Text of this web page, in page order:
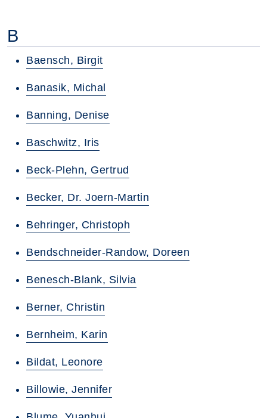
B
Baensch, Birgit
Banasik, Michal
Banning, Denise
Baschwitz, Iris
Beck-Plehn, Gertrud
Becker, Dr. Joern-Martin
Behringer, Christoph
Bendschneider-Randow, Doreen
Benesch-Blank, Silvia
Berner, Christin
Bernheim, Karin
Bildat, Leonore
Billowie, Jennifer